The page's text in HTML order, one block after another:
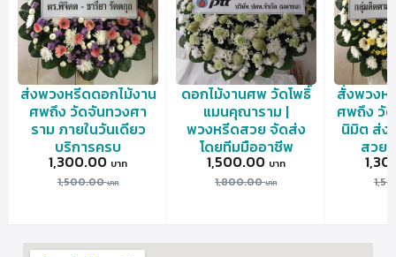
ส่งพวงหรีดดอกไม้งาน
ศพถึง วัดจันทวงศา
ราม ภายในวันเดียว
บริการครบ
1,500.00
1,300.00
ดอกไม้งานศพ วัดโพธิ์
แมนคุณาราม |
พวงหรีดสวย จัดส่ง
โดยทีมมืออาชีพ
1,800.00
1,500.00
สั่งพวงห
ศพถึง วั
นิมิต ส่ง
สวย